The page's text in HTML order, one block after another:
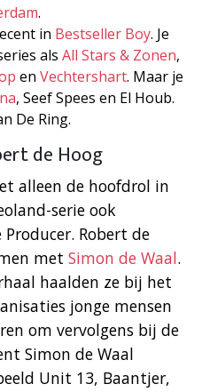
.
in Bestseller Boy. Je
als All Stars & Zonen,
en Vechtershart. Maar je
, Seef Spees en El Houb.
De Ring.
de Hoog
alleen de hoofdrol in
serie ook
Producer. Robert de
met Simon de Waal.
haalden ze bij het
jonge mensen
om vervolgens bij de
Simon de Waal
Unit 13, Baantjer,